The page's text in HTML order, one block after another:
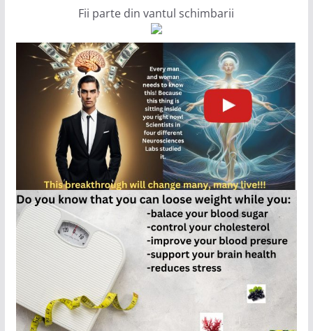
Fii parte din vantul schimbarii